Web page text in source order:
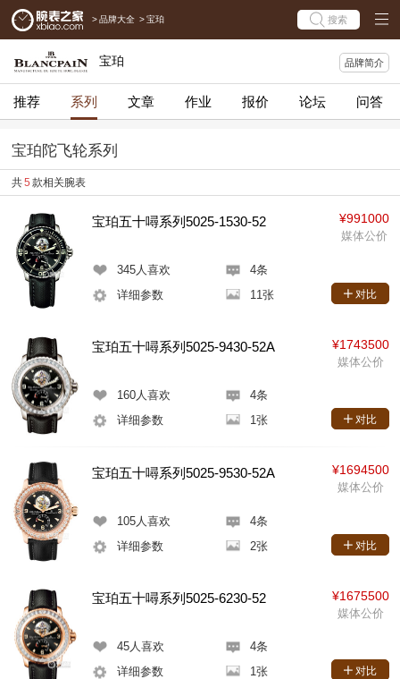
> 品牌大全 > 宝珀 搜索
宝珀 品牌简介
推荐 系列 文章 作业 报价 论坛 问答
宝珀陀飞轮系列
共5 款相关腕表
宝珀五十噚系列5025-1530-52
345人喜欢
4条
详细参数
11张
¥991000
媒体公价
对比
宝珀五十噚系列5025-9430-52A
160人喜欢
4条
详细参数
1张
¥1743500
媒体公价
对比
宝珀五十噚系列5025-9530-52A
105人喜欢
4条
详细参数
2张
¥1694500
媒体公价
对比
宝珀五十噚系列5025-6230-52
45人喜欢
4条
详细参数
1张
¥1675500
媒体公价
对比